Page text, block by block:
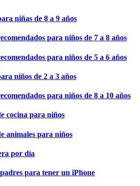
niñas de 8 a 9 años
para niños de 7 a 8 años
para niños de 5 a 6 años
niños de 2 a 3 años
para niños de 8 a 10 años
cocina para niños
animales para niños
por día
para tener un iPhone